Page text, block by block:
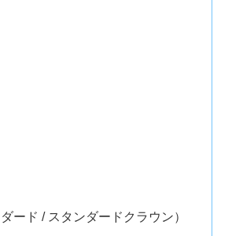
ード / スタンダードクラウン）